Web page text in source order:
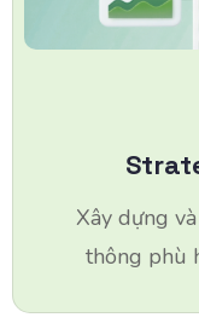
Xây dựng
thông phù